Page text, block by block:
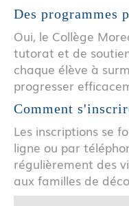
Des programmes
Oui, le Collège
tutorat et de
chaque élève à
progresser
Comment
Les inscriptions se
ligne ou par
régulièrement des
aux familles de